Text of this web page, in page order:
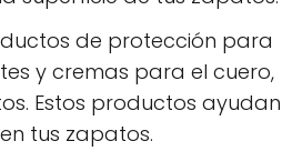
de protección para
y cremas para el cuero,
Estos productos ayudan
tus zapatos.